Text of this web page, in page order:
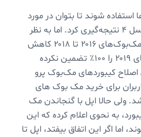
استفاده شوند تا بتوان در مورد
عملکرد صفحه کلید باترفلای نسل ۴ نتیجه‌گیری کرد. اما به نظر
می‌رسد اپل برای اینکه فروش مک‌بوک‌های ۲۰۱۶ تا ۲۰۱۸ کاهش
پیدا نکند، کیبورد مک بوک های ۲۰۱۹ را ۱۰۰٪ تضمین نکرده
کیبوردهای مک‌بوک پرو
برای خرید مک‌ بوک های
می‌شد. ولی حالا اپل با گنجاندن مک
کیبورد، به نحوی اعلام کرده که این
اما اگر این اتفاق بیفتد، اپل تا